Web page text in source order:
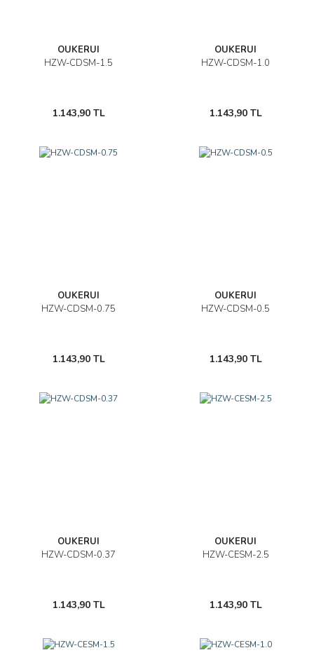
OUKERUI
HZW-CDSM-1.5
1.143,90 TL
OUKERUI
HZW-CDSM-1.0
1.143,90 TL
OUKERUI
HZW-CDSM-0.75
1.143,90 TL
OUKERUI
HZW-CDSM-0.5
1.143,90 TL
OUKERUI
HZW-CDSM-0.37
1.143,90 TL
OUKERUI
HZW-CESM-2.5
1.143,90 TL